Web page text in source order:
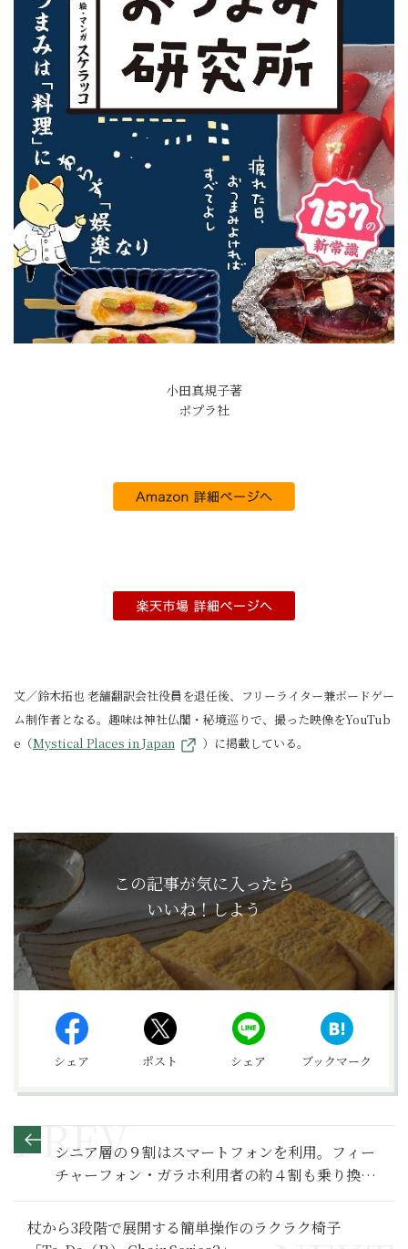
小田真規子著
ポプラ社
文／鈴木拓也 老舗翻訳会社役員を退任後、フリーライター兼ボードゲー
ム制作者となる。趣味は神社仏閣・秘境巡りで、撮った映像をYouTub
e（Mystical Places in Japan ）に掲載している。
この記事が気に入ったら
いいね！しよう
シェア ポスト シェア ブックマーク
シニア層の９割はスマートフォンを利用。フィー
チャーフォン・ガラホ利用者の約４割も乗り換え
を検討
杖から3段階で展開する簡単操作のラクラク椅子